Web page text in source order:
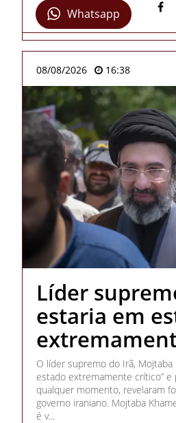
Whatsapp
08/08/2026 16:38
Líder
estaria em
O líder supremo do Irã, Mojtaba
estado extremamente crítico”
qualquer momento, revelaram
governo iraniano. Mojtaba
é v...